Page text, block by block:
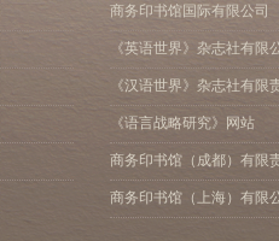
商务印书馆国际有限公司
《英语世界》杂志社有限
《汉语世界》杂志社有限
《语言战略研究》网站
商务印书馆（成都）有限
商务印书馆（上海）有限